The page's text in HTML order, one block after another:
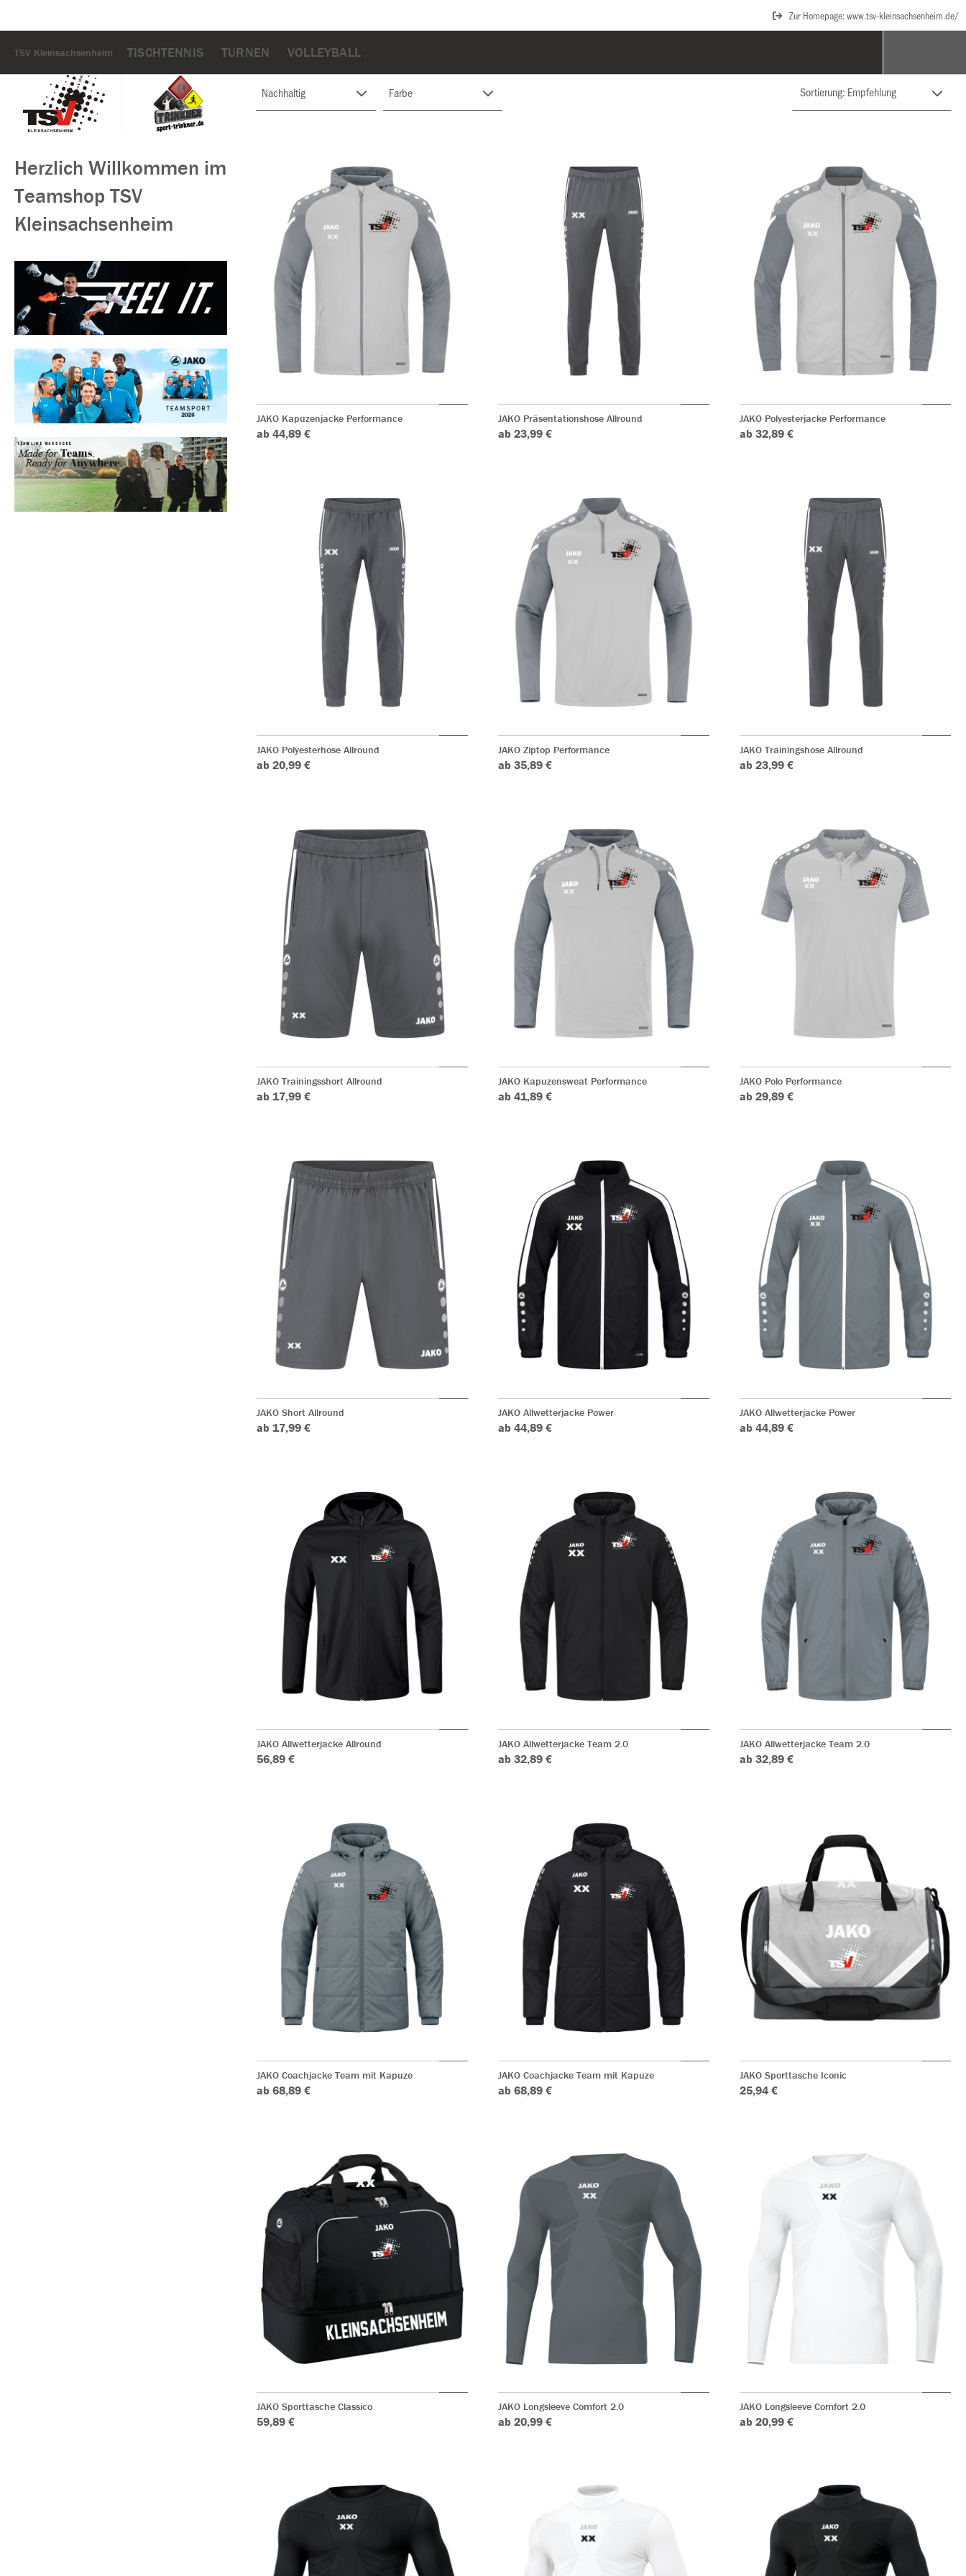
Zur Homepage: www.tsv-kleinsachsenheim.de/
TSV Kleinsachsenheim TISCHTENNIS TURNEN VOLLEYBALL
Herzlich Willkommen im
Teamshop TSV
Kleinsachsenheim
Nachhaltig Farbe
JAKO Kapuzenjacke Performance
ab 44,89 €
JAKO Präsentationshose Allround
ab 23,99 €
JAKO Polyesterjacke Performance
ab 32,89 €
JAKO Polyesterhose Allround
ab 20,99 €
JAKO Ziptop Performance
ab 35,89 €
JAKO Trainingshose Allround
ab 23,99 €
JAKO Trainingsshort Allround
ab 17,99 €
JAKO Kapuzensweat Performance
ab 41,89 €
JAKO Polo Performance
ab 29,89 €
JAKO Short Allround
ab 17,99 €
JAKO Allwetterjacke Power
ab 44,89 €
JAKO Allwetterjacke Power
ab 44,89 €
JAKO Allwetterjacke Allround
56,89 €
JAKO Allwetterjacke Team 2.0
ab 32,89 €
JAKO Allwetterjacke Team 2.0
ab 32,89 €
JAKO Coachjacke Team mit Kapuze
ab 68,89 €
JAKO Coachjacke Team mit Kapuze
ab 68,89 €
JAKO Sporttasche Iconic
25,94 €
JAKO Sporttasche Classico
59,89 €
JAKO Longsleeve Comfort 2.0
ab 20,99 €
JAKO Longsleeve Comfort 2.0
ab 20,99 €